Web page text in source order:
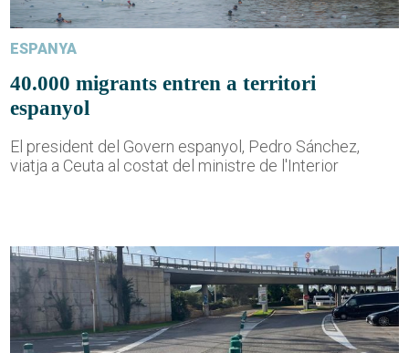
ESPANYA
40.000 migrants entren a territori
espanyol
El president del Govern espanyol, Pedro Sánchez,
viatja a Ceuta al costat del ministre de l'Interior